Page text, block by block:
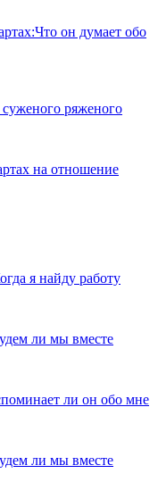
он думает обо
ряженого
на отношение
я найду работу
ли мы вместе
ли он обо мне
ли мы вместе